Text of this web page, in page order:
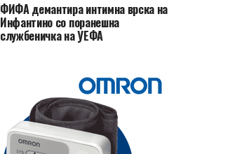
ФИФА демантира интимна врска на
Инфантино со поранешна
службеничка на УЕФА